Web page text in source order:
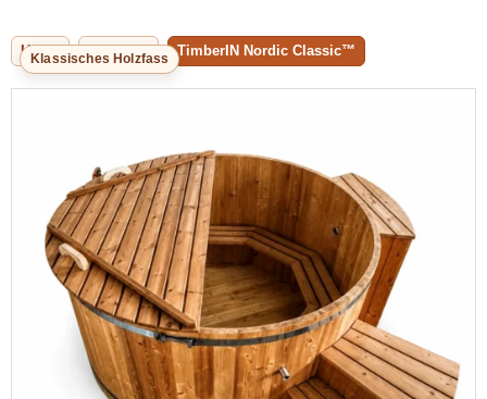
Home Badefass TimberIN Nordic Classic™
Klassisches Holzfass